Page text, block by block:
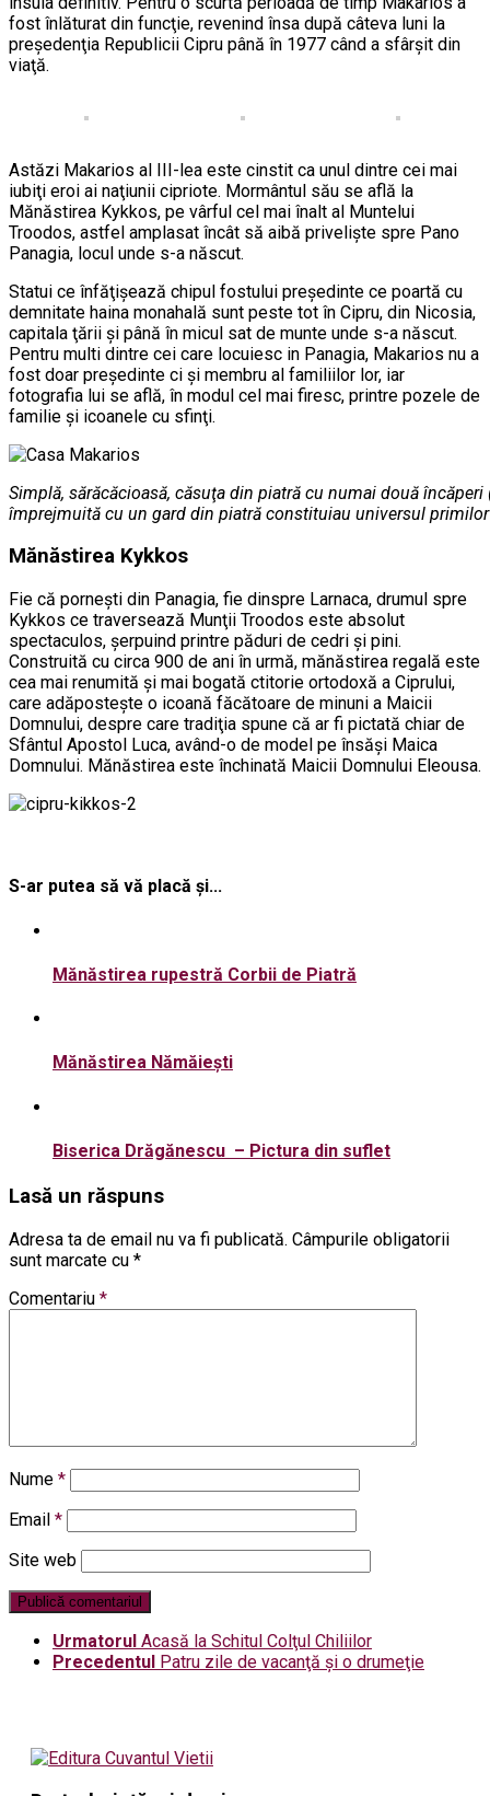
fost înlăturat din funcţie, revenind însa după câteva luni la
preşedenţia Republicii Cipru până în 1977 când a sfârşit din
viaţă.
Astăzi Makarios al III-lea este cinstit ca unul dintre cei mai
iubiţi eroi ai naţiunii cipriote. Mormântul său se află la
Mănăstirea Kykkos, pe vârful cel mai înalt al Muntelui
Troodos, astfel amplasat încât să aibă privelişte spre Pano
Panagia, locul unde s-a născut.
Statui ce înfăţişează chipul fostului preşedinte ce poartă cu
demnitate haina monahală sunt peste tot în Cipru, din Nicosia,
capitala ţării şi până în micul sat de munte unde s-a născut.
Pentru multi dintre cei care locuiesc in Panagia, Makarios nu a
fost doar preşedinte ci şi membru al familiilor lor, iar
fotografia lui se află, în modul cel mai firesc, printre pozele de
familie şi icoanele cu sfinţi.
Simplă, sărăcăcioasă, căsuţa din piatră cu numai două
împrejmuită cu un gard din piatră constituiau universul
Mănăstirea Kykkos
Fie că porneşti din Panagia, fie dinspre Larnaca, drumul spre
Kykkos ce traversează Munţii Troodos este absolut
spectaculos, şerpuind printre păduri de cedri şi pini.
Construită cu circa 900 de ani în urmă, mănăstirea regală este
cea mai renumită şi mai bogată ctitorie ortodoxă a Ciprului,
care adăposteşte o icoană făcătoare de minuni a Maicii
Domnului, despre care tradiţia spune că ar fi pictată chiar de
Sfântul Apostol Luca, având-o de model pe însăşi Maica
Domnului. Mănăstirea este închinată Maicii Domnului Eleousa.
S-ar putea să vă placă și...
Mănăstirea rupestră Corbii de Piatră
Mănăstirea Nămăiești
Biserica Drăgănescu – Pictura din suflet
Lasă un răspuns
Adresa ta de email nu va fi publicată. Câmpurile obligatorii
sunt marcate cu *
Comentariu *
Nume *
Email *
Site web
Urmatorul Acasă la Schitul Colţul Chiliilor
Precedentul Patru zile de vacanţă şi o drumeţie